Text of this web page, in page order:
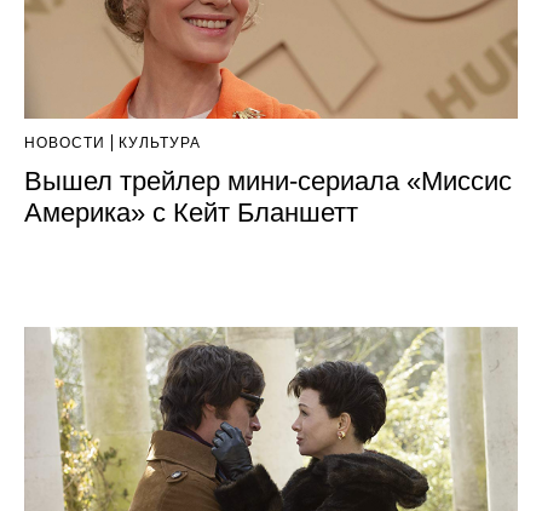
НОВОСТИ КУЛЬТУРА
Вышел трейлер мини-сериала «Миссис
Америка» с Кейт Бланшетт